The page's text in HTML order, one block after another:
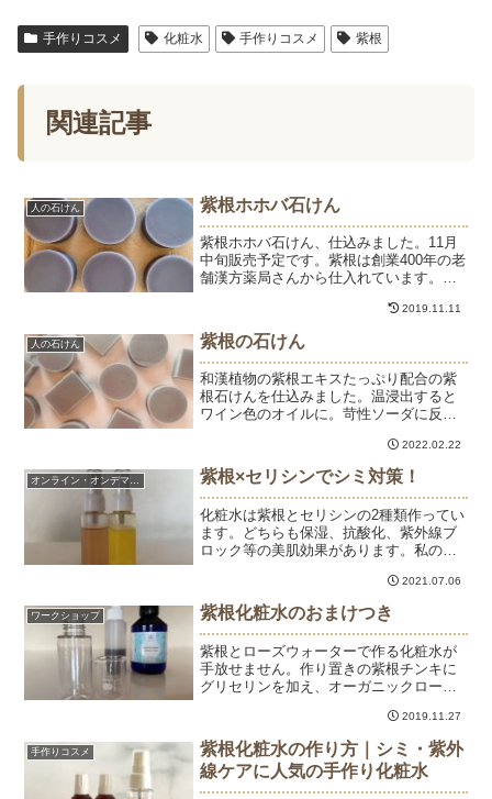
手作りコスメ 化粧水 手作りコスメ 紫根
関連記事
人の石けん 紫根ホホバ石けん
紫根ホホバ石けん、仕込みました。11月
中旬販売予定です。紫根は創業400年の老
舗漢方薬局さんから仕入れています。古
コスメとして使われている紫根。熱に負
けないオイルに温浸法で60分抽出しま
す。キレイな紫根オ...
2019.11.11
人の石けん 紫根の石けん
和漢植物の紫根エキスたっぷり配合の紫
根石けんを仕込みました。温浸出すると
ワイン色のオイルに。苛性ソーダに反応
に。色の変化が面白い紫根です。2022.02.22
紫根×セリシンでシミ対策！
化粧水は紫根とセリシンの2種類作ってい
ます。どちらも保湿、抗酸化、紫外線ブ
ロック等の美肌効果があります。私の中
根。シミができないようにするのはセリ
シン。という位置づけになっています。
だから私にはどちらも必...
2021.07.06
ワークショップ 紫根化粧水のおまけつき
紫根とローズウォーターで作る化粧水が
手放せません。作り置きの紫根チンキに
グリセリンを加え、オーガニックローズ
根チンキはエタノールに紫根を漬け込ん
だもので、紫根エキスが濃く抽出できる
のですが、エタノールが肌...
2019.11.27
手作りコスメ
紫根化粧水の作り方｜シミ・紫外
線ケアに人気の手作り化粧水